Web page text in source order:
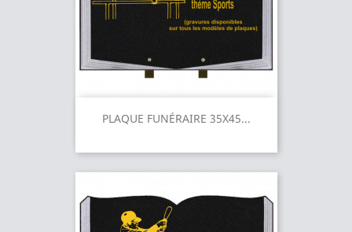
PLAQUE FUNÉRAIRE 35X45...